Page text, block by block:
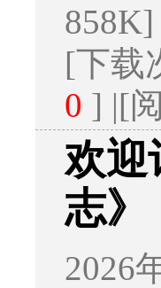
858K]
[下载
0 ] |[
欢迎
志》
2026